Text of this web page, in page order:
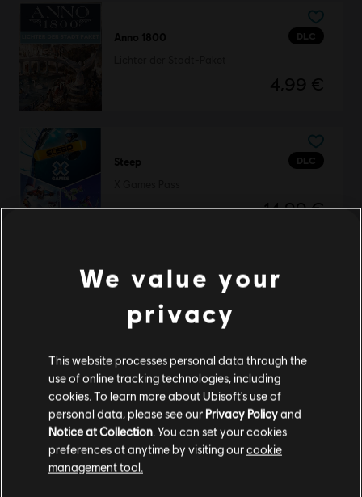
DLC
Anno 1800
4,99 €
DLC
Steep
14,99 €
Anno 1800
Flottendekor-Paket
Anno 1701
History Edition
9,99 €
Soweit wir wissen kommst du aus
We value your
privacy
This website processes personal data through the
use of online tracking technologies, including
cookies. To learn more about Ubisoft's use of
personal data, please see our Privacy Policyand
Notice at Collection . You can set your cookies
preferences at anytime by visiting ourcookie
management tool.